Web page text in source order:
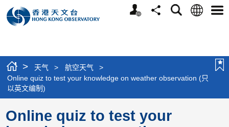
个
分
搜
语
选
> 天气 > 航空天气
>
Online quiz to test your knowledge on weather observation (只
以英文编制)
Online quiz to test your